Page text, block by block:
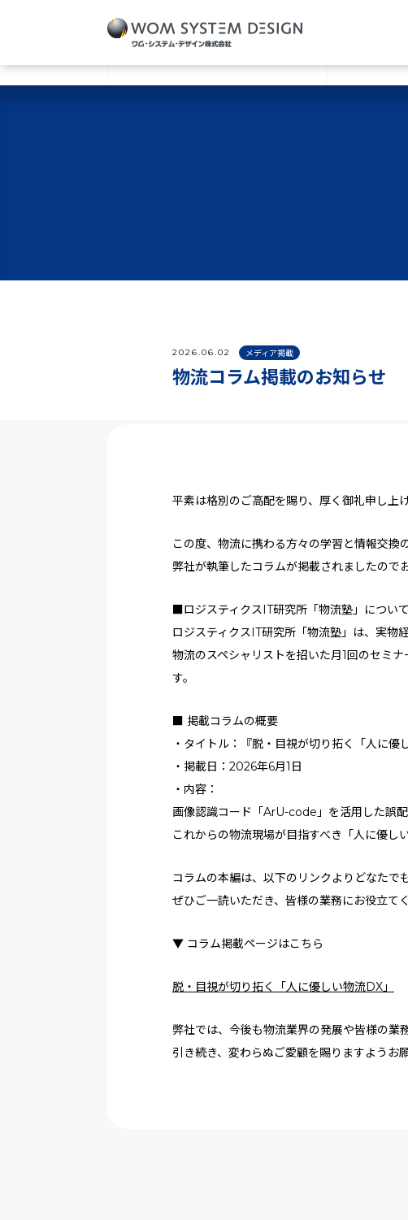
2026.06.02 メディア掲載
物流コラム掲載のお知らせ
平素は格別のご高配を賜り、厚く御礼申し上げ
この度、物流に携わる方々の学習と情報交換
弊社が執筆したコラムが掲載されましたので
■ロジスティクスIT研究所「物流塾」について
ロジスティクスIT研究所「物流塾」は、実物
物流のスペシャリストを招いた月1回のセミ
す。
■ 掲載コラムの概要
・タイトル：『脱・目視が切り拓く「人に優
・掲載日：2026年6月1日
・内容：
画像認識コード「ArU-code」を活用した誤
これからの物流現場が目指すべき「人に優し
コラムの本編は、以下のリンクよりどなたで
ぜひご一読いただき、皆様の業務にお役立てく
▼ コラム掲載ページはこちら
脱・目視が切り拓く「人に優しい物流DX」
弊社では、今後も物流業界の発展や皆様の業
引き続き、変わらぬご愛顧を賜りますようお